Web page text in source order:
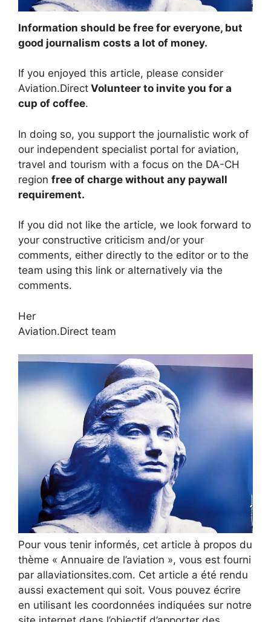
Information should be free for everyone, but
good journalism costs a lot of money.
If you enjoyed this article, please consider
Aviation.Direct Volunteer to invite you for a
cup of coffee.
In doing so, you support the journalistic work of
our independent specialist portal for aviation,
travel and tourism with a focus on the DA-CH
region free of charge without any paywall
requirement.
If you did not like the article, we look forward to
your constructive criticism and/or your
comments, either directly to the editor or to the
team using this link or alternatively via the
comments.
Her
Aviation.Direct team
Pour vous tenir informés, cet article à propos du
thème « Annuaire de l’aviation », vous est fourni
par allaviationsites.com. Cet article a été rendu
aussi exactement qui soit. Vous pouvez écrire
en utilisant les coordonnées indiquées sur notre